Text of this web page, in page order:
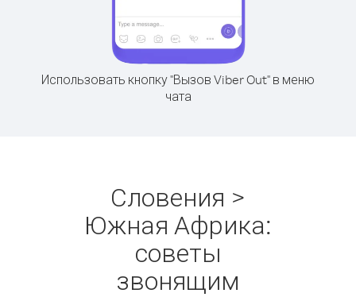
Использовать кнопку "Вызов Viber Out" в меню
чата
Словения >
Южная Африка:
советы
звонящим